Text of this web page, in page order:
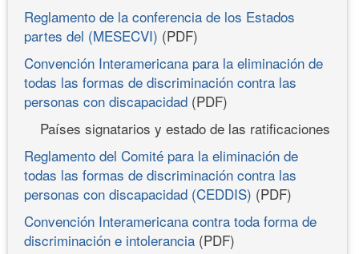
Reglamento de la conferencia de los Estados
partes del (MESECVI) (PDF)
Convención Interamericana para la eliminación de
todas las formas de discriminación contra las
personas con discapacidad (PDF)
Países signatarios y estado de las ratificaciones
Reglamento del Comité para la eliminación de
todas las formas de discriminación contra las
personas con discapacidad (CEDDIS) (PDF)
Convención Interamericana contra toda forma de
discriminación e intolerancia (PDF)